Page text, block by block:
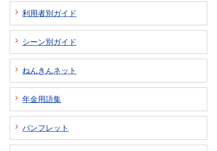
利用者別ガイド
シーン別ガイド
ねんきんネット
年金用語集
パンフレット